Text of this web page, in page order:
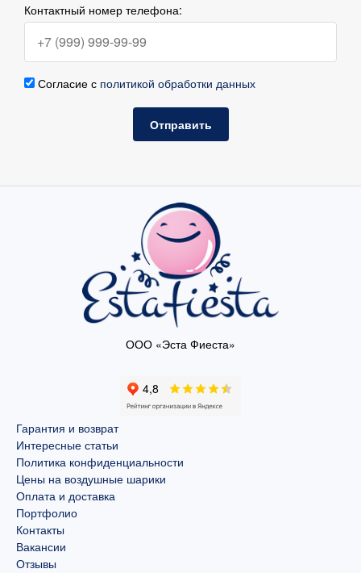
Контактный номер телефона:
Согласие с политикой обработки данных
Отправить
ООО «Эста Фиеста»
Гарантия и возврат
Интересные статьи
Политика конфиденциальности
Цены на воздушные шарики
Оплата и доставка
Портфолио
Контакты
Вакансии
Отзывы